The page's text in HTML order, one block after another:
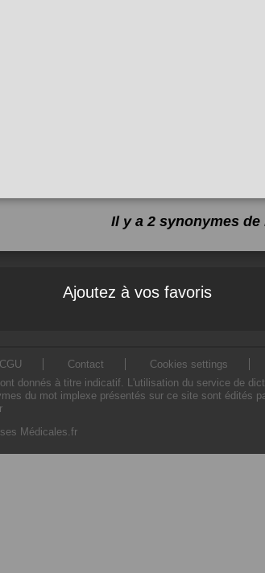
Il y a 2 synonymes de
Ajoutez à vos favoris
CGU Contact
Cookies settings
donnés à titre indicatif. L'utilisation du service de
du mot implexe présentés sur ce site sont édités
Médicales.fr